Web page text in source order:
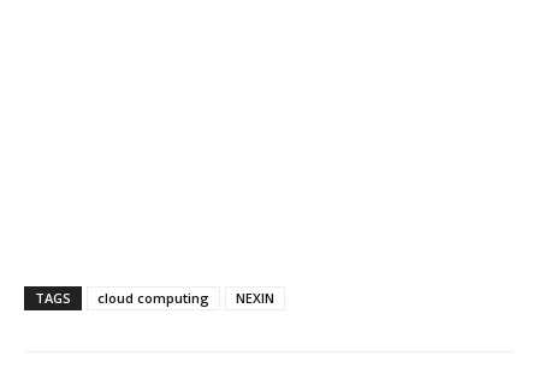
TAGS cloud computing NEXIN